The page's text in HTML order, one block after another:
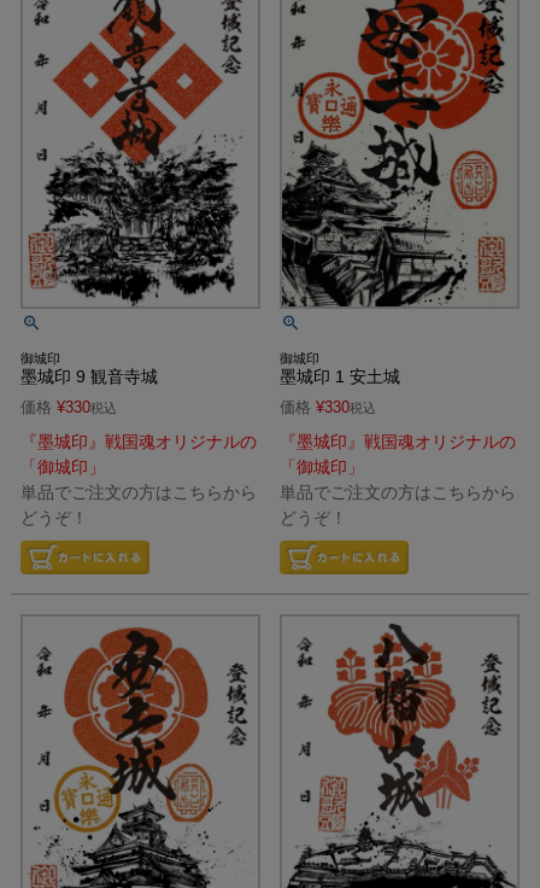
御城印
墨城印 9 観音寺城
価格 ¥330税込
『墨城印』戦国魂オリジナルの
「御城印」
単品でご注文の方はこちらから
どうぞ！
御城印
墨城印 1 安土城
価格 ¥330税込
『墨城印』戦国魂オリジナルの
「御城印」
単品でご注文の方はこちらから
どうぞ！